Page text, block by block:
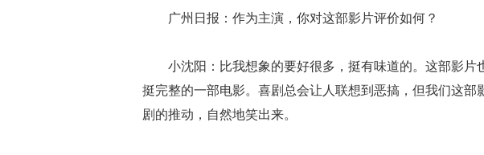
广州日报：作为主演，你对这部影片评价如何？
小沈阳：比我想象的要好很多，挺有味道的。这部影片
挺完整的一部电影。喜剧总会让人联想到恶搞，但我们这部
剧的推动，自然地笑出来。